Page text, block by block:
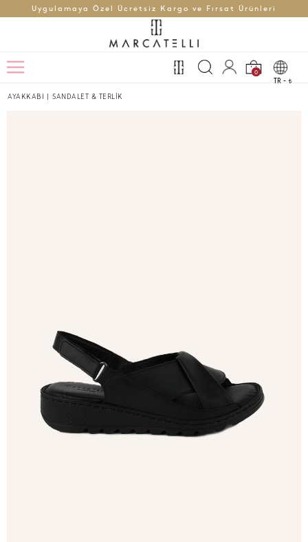
Uygulamaya Özel Ücretsiz Kargo ve Fırsat Ürünleri
0
TR - t
AYAKKABI | SANDALET & TERLİK